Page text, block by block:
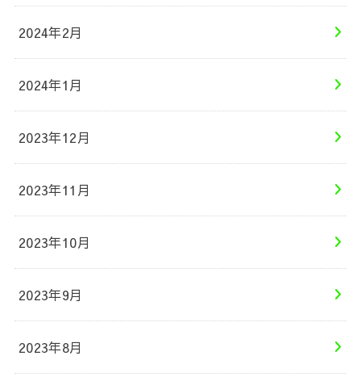
2024年2月
2024年1月
2023年12月
2023年11月
2023年10月
2023年9月
2023年8月